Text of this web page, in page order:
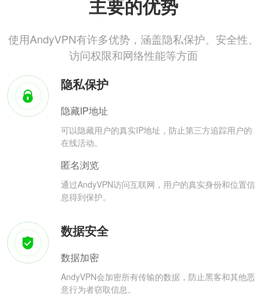
主要的优势
使用AndyVPN有许多优势，涵盖隐私保护、安全性、
访问权限和网络性能等方面
隐私保护
隐藏IP地址
可以隐藏用户的真实IP地址，防止第三方追踪用户的
在线活动。
匿名浏览
通过AndyVPN访问互联网，用户的真实身份和位置信
息得到保护。
数据安全
数据加密
AndyVPN会加密所有传输的数据，防止黑客和其他恶
意行为者窃取信息。